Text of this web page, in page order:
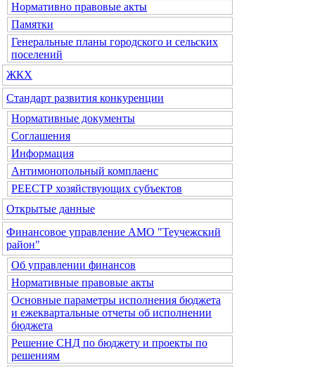
Нормативно правовые акты
Памятки
Генеральные планы городского и сельских
поселений
ЖКХ
Стандарт развития конкуренции
Нормативные документы
Соглашения
Информация
Антимонопольный комплаенс
РЕЕСТР хозяйствующих субъектов
Открытые данные
Финансовое управление АМО "Теучежский
район"
Об управлении финансов
Нормативные правовые акты
Основные параметры исполнения бюджета
и ежеквартальные отчеты об исполнении
бюджета
Решение СНД по бюджету и проекты по
решениям